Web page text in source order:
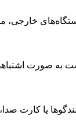
خارجی،
به صورت
یا کارت